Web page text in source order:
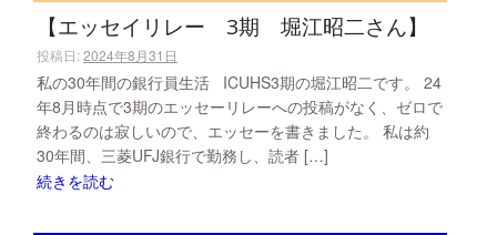
【エッセイリレー 3期 堀江昭二さん】
投稿日:2024年8月31日
私の30年間の銀行員生活 ICUHS3期の堀江昭二です。 24
年8月時点で3期のエッセーリレーへの投稿がなく、ゼロで
終わるのは寂しいので、エッセーを書きました。 私は約
30年間、三菱UFJ銀行で勤務し、読者 […]
続きを読む